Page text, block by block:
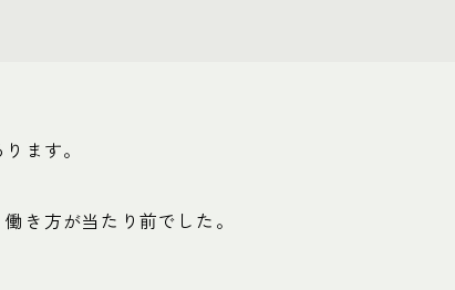
ます。
働き方が当たり前でした。